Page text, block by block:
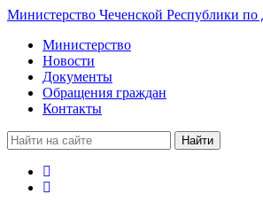
Министерство Чеченской Республики
Министерство
Новости
Документы
Обращения граждан
Контакты
Найти